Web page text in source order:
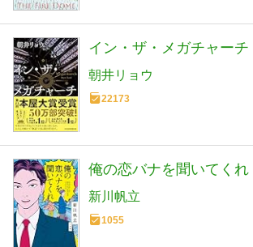
イン・ザ・メガチャーチ
朝井リョウ
22173
俺の恋バナを聞いてくれ
新川帆立
1055